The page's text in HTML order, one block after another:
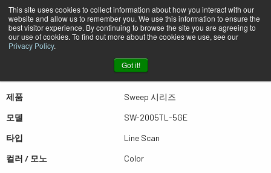
This site uses cookies to collect information about how you interact with our
website and allow us to remember you. We use this information to ensure the
best visitor experience. By continuing to browse the site you are agreeing to
our use of cookies. To find out more about the cookies we use, see our
Privacy Policy.
Got it!
퀵뷰 SW-2005TL-5GE
더많은 결과를 보시려면 스크롤하세요
제품
Sweep 시리즈
모델
SW-2005TL-5GE
타입
Line Scan
컬러 / 모노
Color